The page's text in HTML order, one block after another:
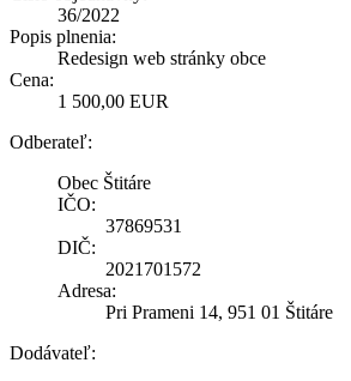
36/2022
Popis plnenia:
Redesign web stránky obce
Cena:
1 500,00 EUR
Odberateľ:
Obec Štitáre
IČO:
37869531
DIČ:
2021701572
Adresa:
Pri Prameni 14, 951 01 Štitáre
Dodávateľ: